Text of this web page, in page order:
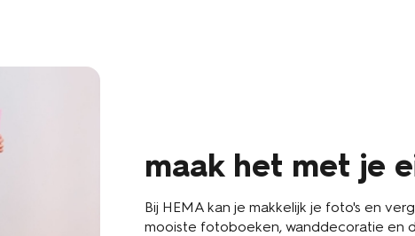
maak het met je
Bij HEMA kan je makkelijk je foto's en
mooiste fotoboeken, wanddecoratie en